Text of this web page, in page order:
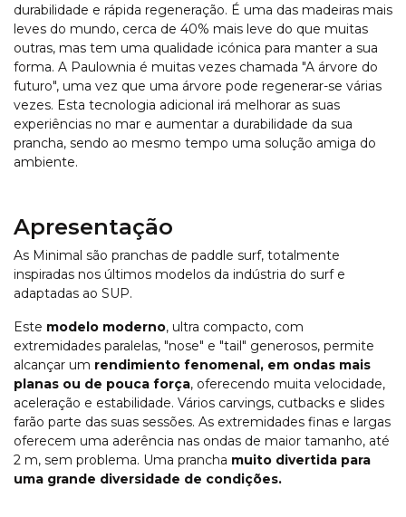
durabilidade e rápida regeneração. É uma das madeiras mais
leves do mundo, cerca de 40% mais leve do que muitas
outras, mas tem uma qualidade icónica para manter a sua
forma. A Paulownia é muitas vezes chamada "A árvore do
futuro", uma vez que uma árvore pode regenerar-se várias
vezes. Esta tecnologia adicional irá melhorar as suas
experiências no mar e aumentar a durabilidade da sua
prancha, sendo ao mesmo tempo uma solução amiga do
ambiente.
Apresentação
As Minimal são pranchas de paddle surf, totalmente
inspiradas nos últimos modelos da indústria do surf e
adaptadas ao SUP.
Este modelo moderno, ultra compacto, com
extremidades paralelas, "nose" e "tail" generosos, permite
alcançar um rendimiento fenomenal, em ondas mais
planas ou de pouca força, oferecendo muita velocidade,
aceleração e estabilidade. Vários carvings, cutbacks e slides
farão parte das suas sessões. As extremidades finas e largas
oferecem uma aderência nas ondas de maior tamanho, até
2 m, sem problema. Uma prancha muito divertida para
uma grande diversidade de condições.